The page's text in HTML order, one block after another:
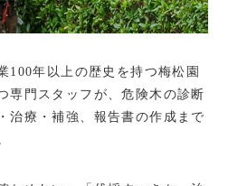
100年以上の歴史を持つ梅松園
専門スタッフが、危険木の診断
治療・補強、報告書の作成まで